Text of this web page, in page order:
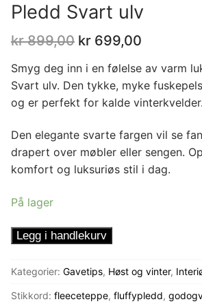
Pledd Svart ulv
kr899,00 Opprinnelig
var:
kr 899,00.
kr 699,00
er:
kr
Smyg deg inn i en følelse av varm
Svart ulv. Den tykke, myke
og er perfekt for kalde vinterkvelder.
Den elegante svarte fargen vil se
drapert over møbler eller sengen.
komfort og luksuriøs stil i dag.
På lager
Pledd
ulv
Legg i handlekurv
Kategorier: Gavetips, Høst og vinter,
Stikkord: fleeceteppe, fluffypledd,